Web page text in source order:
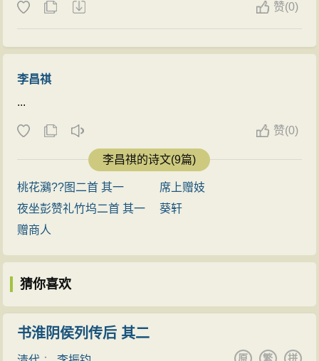
赞(0)
李昌祺
...
赞(0)
李昌祺的诗文(9篇)
桃花鸂??图二首 其一
席上赠妓
夜坐彭赞礼竹坞二首 其一
葵轩
赠商人
猜你喜欢
书淮阴侯列传后 其二
拼
繁
原